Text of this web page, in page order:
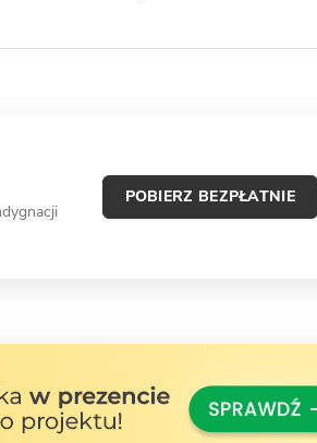
POBIERZ BEZPŁATNIE